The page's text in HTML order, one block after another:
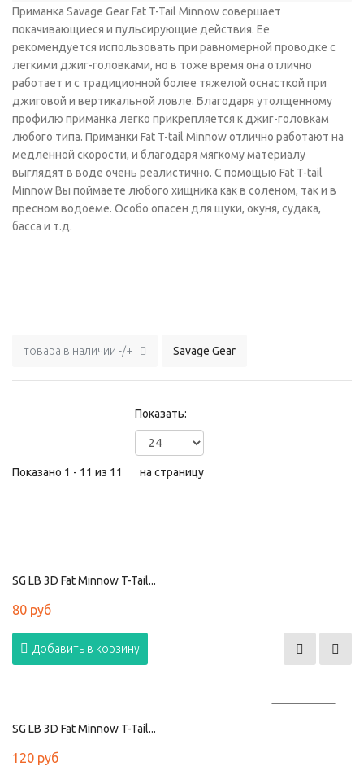
Приманка Savage Gear Fat T-Tail Minnow совершает
покачивающиеся и пульсирующие действия. Ее
рекомендуется использовать при равномерной проводке с
легкими джиг-головками, но в тоже время она отлично
работает и с традиционной более тяжелой оснасткой при
джиговой и вертикальной ловле. Благодаря утолщенному
профилю приманка легко прикрепляется к джиг-головкам
любого типа. Приманки Fat T-tail Minnow отлично работают на
медленной скорости, и благодаря мягкому материалу
выглядят в воде очень реалистично. С помощью Fat T-tail
Minnow Вы поймаете любого хищника как в соленом, так и в
пресном водоеме. Особо опасен для щуки, окуня, судака,
басса и т.д.
товара в наличии -/+ Savage Gear
Показано 1 - 11 из 11
Показать:
на страницу
SG LB 3D Fat Minnow T-Tail...
80 руб
Добавить в корзину
SG LB 3D Fat Minnow T-Tail...
120 руб